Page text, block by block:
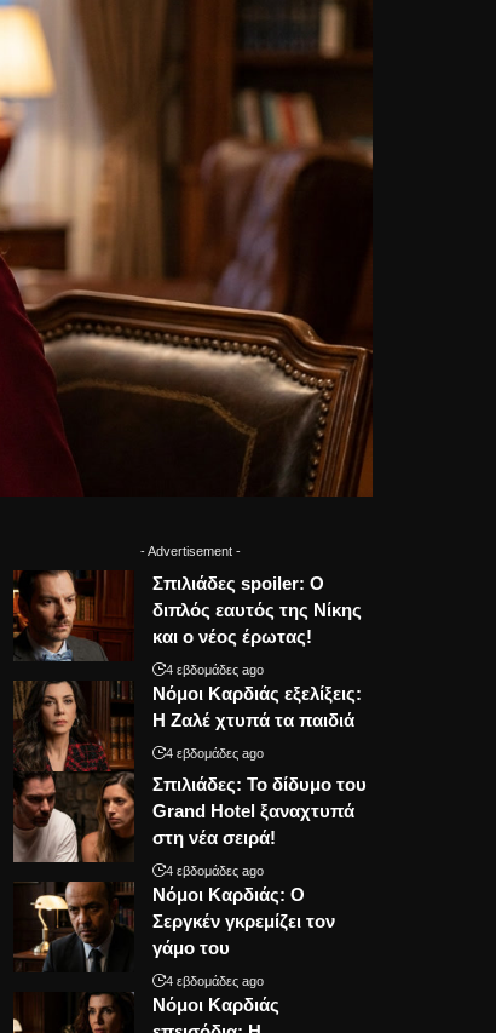
- Advertisement -
Σπιλιάδες spoiler: Ο
διπλός εαυτός της Νίκης
και ο νέος έρωτας!
4 εβδομάδες ago
Νόμοι Καρδιάς εξελίξεις:
Η Ζαλέ χτυπά τα παιδιά
4 εβδομάδες ago
Σπιλιάδες: Το δίδυμο του
Grand Hotel ξαναχτυπά
στη νέα σειρά!
4 εβδομάδες ago
Νόμοι Καρδιάς: Ο
Σεργκέν γκρεμίζει τον
γάμο του
4 εβδομάδες ago
Νόμοι Καρδιάς